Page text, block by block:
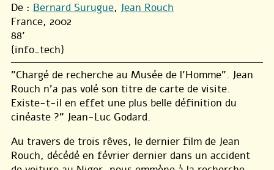
De : Bernard Surugue, Jean Rouch
France, 2002
88'
{info_tech}
"Chargé de recherche au Musée de l’Homme". Jean
Rouch n’a pas volé son titre de carte de visite.
Existe-t-il en effet une plus belle définition du
cinéaste ?" Jean-Luc Godard.
Au travers de trois rêves, le dernier film de Jean
Rouch, décédé en février dernier dans un accident